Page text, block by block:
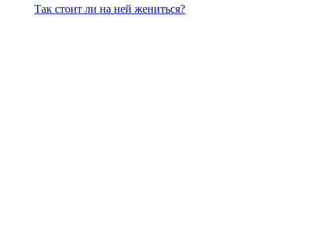
Так стоит ли на ней жениться?